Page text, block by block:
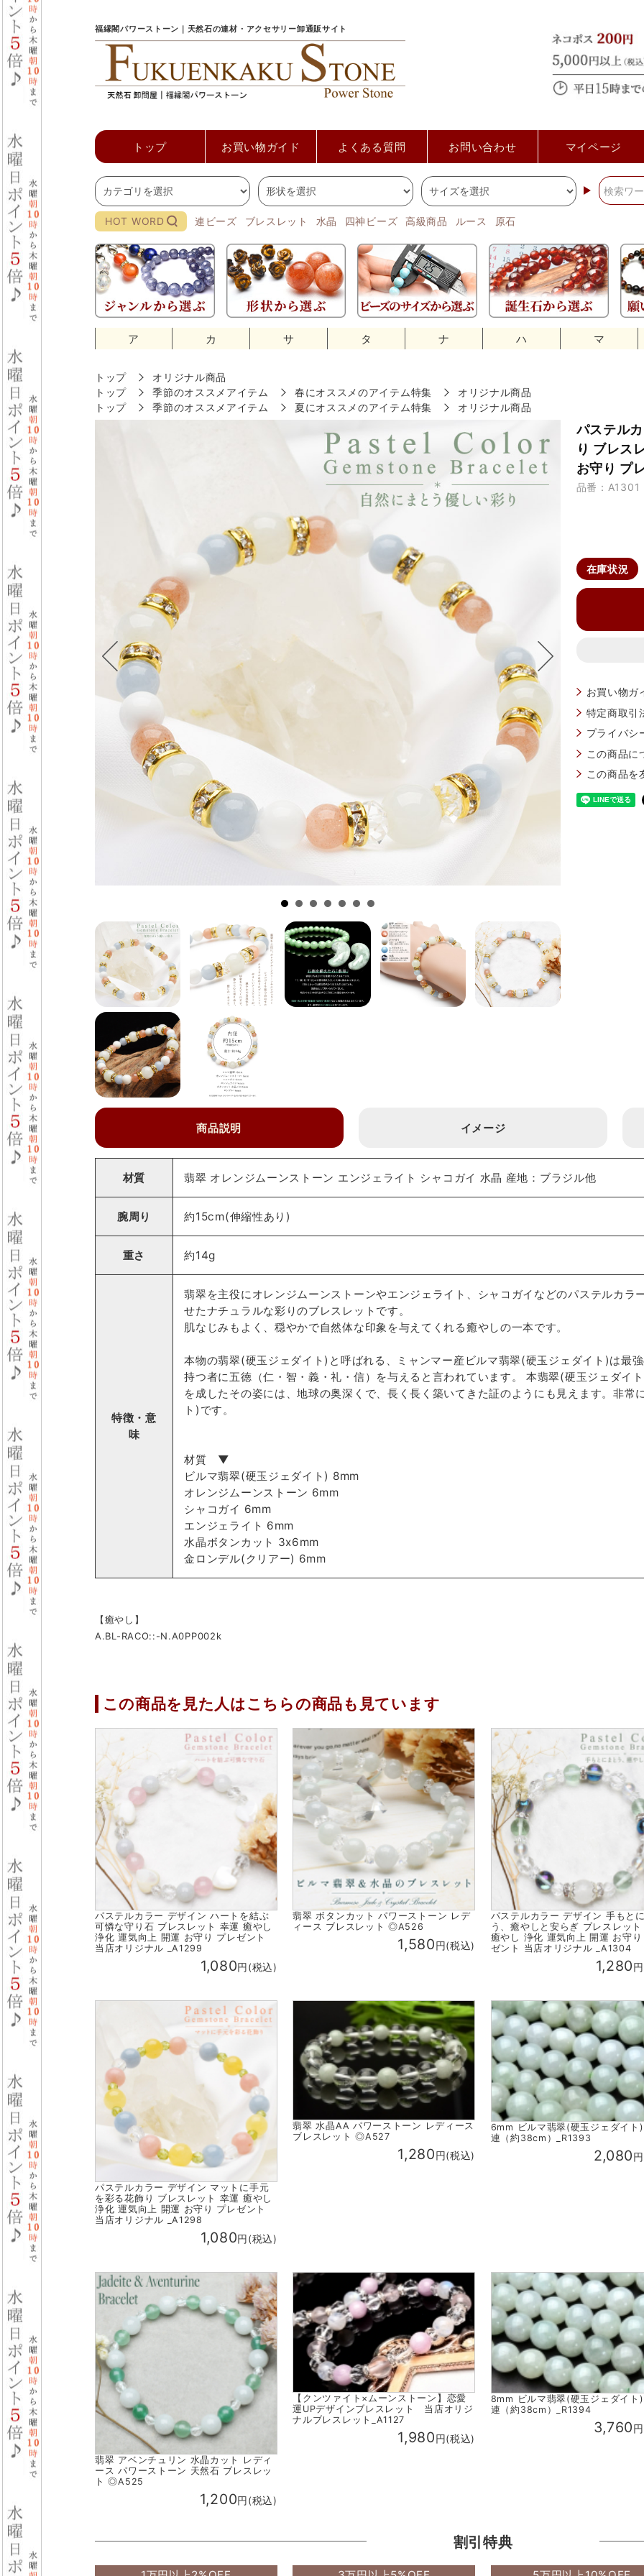
福縁閣パワーストーン｜天然石の連材・アクセサリー卸通販サイト
トップ お買い物ガイド よくある質問 お問い合わせ マイページ
HOT WORD 連ビーズ ブレスレット 水晶 四神ビーズ 高級商品 ルース 原石
ア カ サ タ ナ ハ マ
トップ
オリジナル商品
トップ
季節のオススメアイテム 春にオススメのアイテム特集
オリジナル商品
トップ
季節のオススメアイテム 夏にオススメのアイテム特集 オリジナル商品
パステル
り ブレス
お守り プ
品番：A1301
在庫状況
お買い物ガ
特定商取引
プライバシ
この商品に
この商品を
商品説明 イメージ
材質 翡翠 オレンジムーンストーン エンジェライト シャコガイ 水晶 産地：ブラジル他
腕周り 約15cm(伸縮性あり)
重さ 約14g
特徴・意
味
翡翠を主役にオレンジムーンストーンやエンジェライト、シャコガイなどのパステルカラ
せたナチュラルな彩りのブレスレットです。
肌なじみもよく、穏やかで自然体な印象を与えてくれる癒やしの一本です。
本物の翡翠(硬玉ジェダイト)と呼ばれる、ミャンマー産ビルマ翡翠(硬玉ジェダイト)は最
持つ者に五徳（仁・智・義・礼・信）を与えると言われています。 本翡翠(硬玉ジェダイ
を成したその姿には、地球の奥深くで、長く長く築いてきた証のようにも見えます。非
ト)です。
材質 ▼
ビルマ翡翠(硬玉ジェダイト) 8mm
オレンジムーンストーン 6mm
シャコガイ 6mm
エンジェライト 6mm
水晶ボタンカット 3x6mm
金ロンデル(クリアー) 6mm
【癒やし】
A.BL-RACO::-N.A0PP002k
この商品を見た人はこちらの商品も見ています
パステルカラー デザイン ハートを結ぶ
可憐な守り石 ブレスレット 幸運 癒やし
浄化 運気向上 開運 お守り プレゼント
当店オリジナル _A1299
1,080円(税込)
翡翠 ボタンカット パワーストーン レデ
ィース ブレスレット ◎A526
1,580円(税込)
パステルカラー デザイン 手もと
う、癒やしと安らぎ ブレスレッ
癒やし 浄化 運気向上 開運 お守
ゼント 当店オリジナル _A1304
1,280
パステルカラー デザイン マットに手元
を彩る花飾り ブレスレット 幸運 癒やし
浄化 運気向上 開運 お守り プレゼント
当店オリジナル _A1298
1,080円(税込)
翡翠 水晶AA パワーストーン レディース
ブレスレット ◎A527
1,280円(税込)
6mm ビルマ翡翠(硬玉ジェダイト
連（約38cm）_R1393
2,080
翡翠 アベンチュリン 水晶カット レディ
ース パワーストーン 天然石 ブレスレッ
ト ◎A525
1,200円(税込)
【クンツァイト×ムーンストーン】恋愛
運UPデザインブレスレット 当店オリジ
ナルブレスレット_A1127
1,980円(税込)
8mm ビルマ翡翠(硬玉ジェダイト
連（約38cm）_R1394
3,760
割引特典